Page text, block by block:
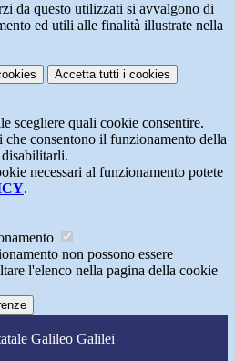
da questo utilizzati si avvalgono di
ed utili alle finalità illustrate nella
Accetta tutti i cookies
scegliere quali cookie consentire.
consentono il funzionamento della
necessari al funzionamento potete
.
non possono essere
l'elenco nella pagina della cookie
Galileo Galilei